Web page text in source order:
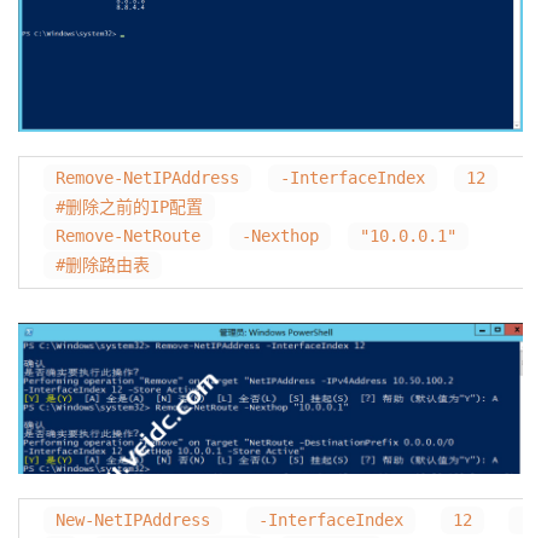
Remove-NetIPAddress -InterfaceIndex
12
#删除之前的IP配置
Remove-NetRoute
-Nexthop
"10.0.0.1"
#删除路由表
New-NetIPAddress -InterfaceIndex 12